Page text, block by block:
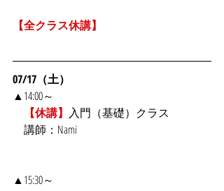
【全クラス休講】
07/17（土）
▲14:00～
【休講】 入門（基礎）クラス
講師：Nami
▲15:30～